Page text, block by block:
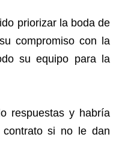
priorizar la boda de
compromiso con la
su equipo para la
respuestas y habría
contrato si no le dan